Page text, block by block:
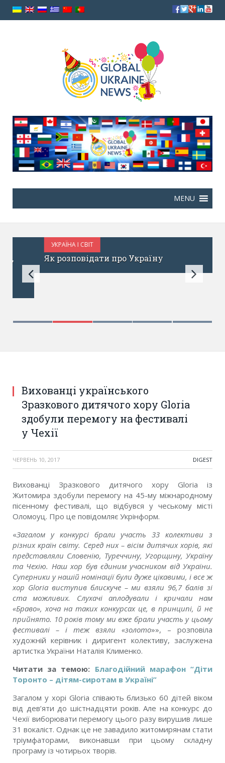
УКРАЇНА І СВІТ
ЧЕРВЕНЬ 18, 2017
Як розповідати про Україну
Вихованці українського
Зразкового дитячого хору Gloria
здобули перемогу на фестивалі
у Чехії
ЧЕРВЕНЬ 10, 2017 DIGEST
Вихованці Зразкового дитячого хору Gloria із
Житомира здобули перемогу на 45-му міжнародному
пісенному фестивалі, що відбувся у чеському місті
Оломоуц. Про це повідомляє Укрінформ.
«Загалом у конкурсі брали участь 33 колективи з
різних країн світу. Серед них – вісім дитячих хорів, які
представляли Словенію, Туреччину, Угорщину, Україну
та Чехію. Наш хор був єдиним учасником від України.
Суперники у нашій номінації були дуже цікавими, і все ж
хор Gloria виступив блискуче – ми взяли 96,7 балів зі
ста можливих. Слухачі аплодували і кричали нам
«Браво», хоча на таких конкурсах це, в принципі, й не
прийнято. 10 років тому ми вже брали участь у цьому
фестивалі – і теж взяли «золото»», – розповіла
художній керівник і диригент колективу, заслужена
артистка України Наталія Клименко.
Читати за темою: Благодійний марафон “Діти
Торонто – дітям-сиротам в Україні”
Загалом у хорі Gloria співають близько 60 дітей віком
від дев’яти до шістнадцяти років. Але на конкурс до
Чехії виборювати перемогу цього разу вирушив лише
31 вокаліст. Однак це не завадило житомирянам стати
тріумфаторами, виконавши при цьому складну
програму із чотирьох творів.